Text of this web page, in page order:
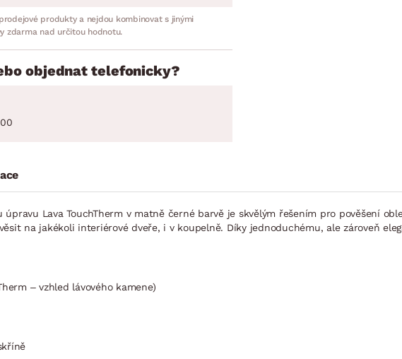
produkty a nejdou kombinovat s jinými
zdarma nad určitou hodnotu.
objednat telefonicky?
úpravu Lava TouchTherm v matně černé barvě je skvělým řešením pro pověšení
na jakékoli interiérové dveře, i v koupelně. Díky jednoduchému, ale zároveň
– vzhled lávového kamene)